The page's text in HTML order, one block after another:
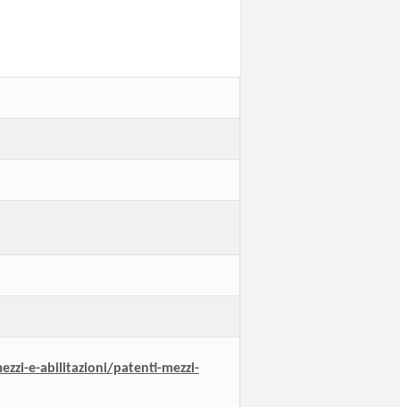
e-abilitazioni/patenti-mezzi-